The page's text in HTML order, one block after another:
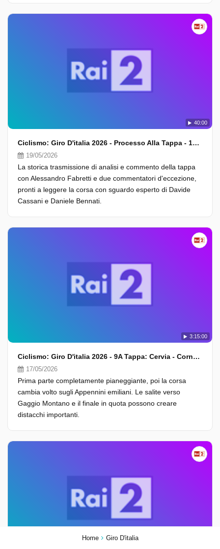
Home Giro D'italia
40:00
Ciclismo: Giro D'italia 2026 - Processo Alla Tappa - 10A Tappa
19/05/2026
La storica trasmissione di analisi e commento della tappa
con Alessandro Fabretti e due commentatori d'eccezione,
pronti a leggere la corsa con sguardo esperto di Davide
Cassani e Daniele Bennati.
3:15:00
Ciclismo: Giro D'italia 2026 - 9A Tappa: Cervia - Corno Alle Scale (Fasi Finali)
17/05/2026
Prima parte completamente pianeggiante, poi la corsa
cambia volto sugli Appennini emiliani. Le salite verso
Gaggio Montano e il finale in quota possono creare
distacchi importanti.